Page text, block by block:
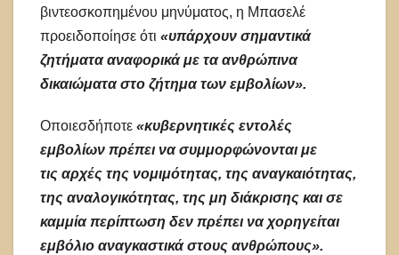
βιντεοσκοπημένου μηνύματος, η Mπασελέ
προειδοποίησε ότι «υπάρχουν σημαντικά
ζητήματα αναφορικά με τα ανθρώπινα
δικαιώματα στο ζήτημα των εμβολίων».
Οποιεσδήποτε «κυβερνητικές εντολές
εμβολίων πρέπει να συμμορφώνονται με
τις αρχές της νομιμότητας, της αναγκαιότητας,
της αναλογικότητας, της μη διάκρισης και σε
καμμία περίπτωση δεν πρέπει να χορηγείται
εμβόλιο αναγκαστικά στους ανθρώπους».